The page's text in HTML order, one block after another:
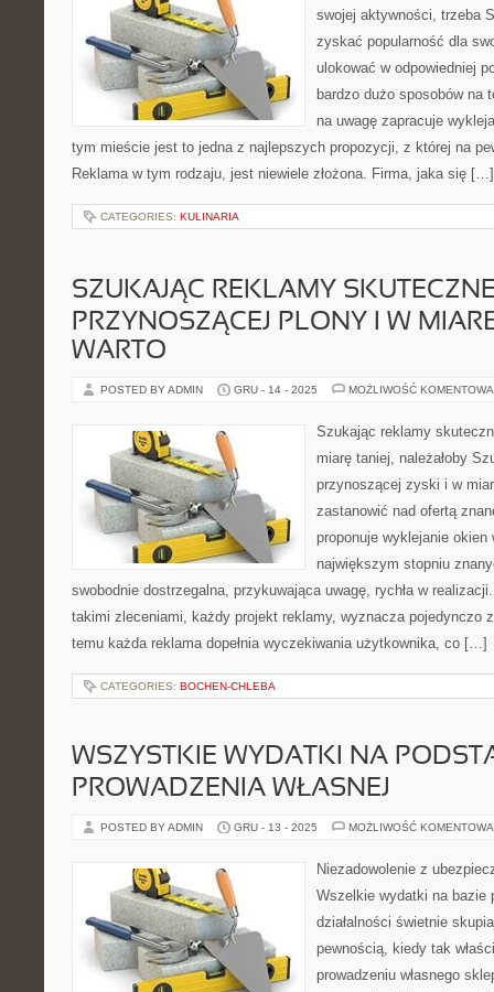
swojej aktywności, trzeba
zyskać popularność dla
ulokować w odpowiedniej
bardzo dużo sposobów na
na uwagę zapracuje
tym mieście jest to jedna z najlepszych propozycji, z której na
Reklama w tym rodzaju, jest niewiele złożona. Firma, jaka się […]
CATEGORIES: KULINARIA
SZUKAJĄC REKLAMY
PRZYNOSZĄCEJ PLONY I W
WARTO
POSTED BY ADMIN GRU - 14 - 2025 MOŻLIWOŚĆ
Szukając reklamy
miarę taniej, należałoby
przynoszącej zyski i w
zastanowić nad ofertą
proponuje wyklejanie okien
największym stopniu
swobodnie dostrzegalna, przykuwająca uwagę, rychła w
takimi zleceniami, każdy projekt reklamy, wyznacza pojedynczo
temu każda reklama dopełnia wyczekiwania użytkownika, co […]
CATEGORIES: BOCHEN-CHLEBA
WSZYSTKIE WYDATKI NA
PROWADZENIA WŁASNEJ
POSTED BY ADMIN GRU - 13 - 2025 MOŻLIWOŚĆ
Niezadowolenie z
Wszelkie wydatki na bazie
działalności świetnie
pewnością, kiedy tak
prowadzeniu własnego